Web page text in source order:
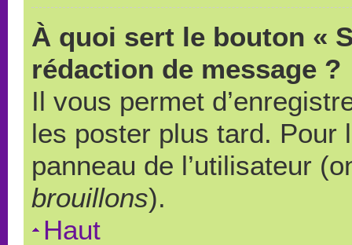
À quoi sert le bouton «
rédaction de message ?
Il vous permet
les poster plus tard. Pour
panneau de l’utilisateur
brouillons).
Haut